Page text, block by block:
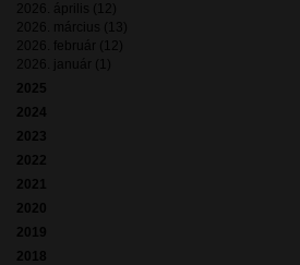
2026. április (12)
2026. március (13)
2026. február (12)
2026. január (1)
2025
2024
2023
2022
2021
2020
2019
2018